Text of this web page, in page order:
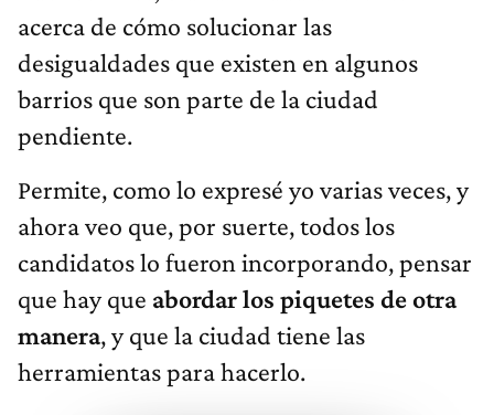
acerca de cómo solucionar las
desigualdades que existen en algunos
barrios que son parte de la ciudad
pendiente.
Permite, como lo expresé yo varias veces, y
ahora veo que, por suerte, todos los
candidatos lo fueron incorporando, pensar
que hay que abordar los piquetes de otra
manera, y que la ciudad tiene las
herramientas para hacerlo.